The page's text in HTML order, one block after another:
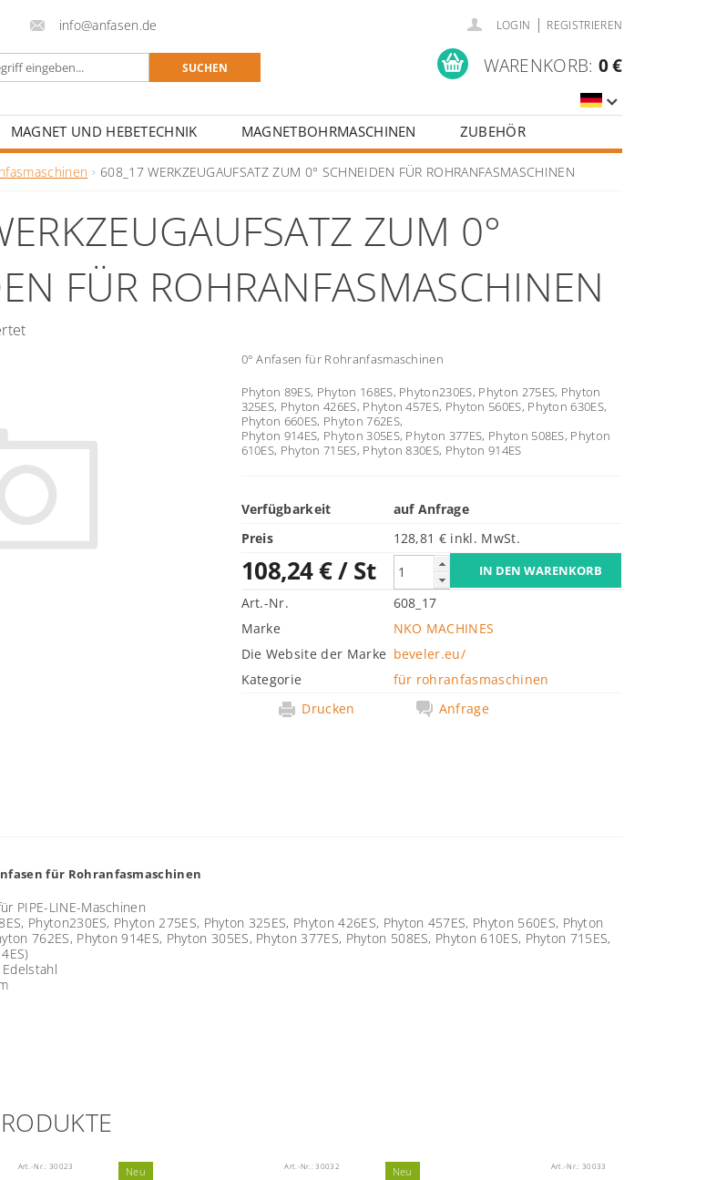
info@anfasen.de LOGIN | REGISTRIEREN
WARENKORB: 0 €
MAGNET UND HEBETECHNIK MAGNETBOHRMASCHINEN
ZUBEHÖR
608_17 WERKZEUGAUFSATZ ZUM 0° SCHNEIDEN FÜR ROHRANFASMASCHINEN
ZUM 0°
FÜR ROHRANFASMASCHINEN
0° Anfasen für Rohranfasmaschinen
Phyton 89ES, Phyton 168ES, Phyton230ES, Phyton 275ES, Phyton
325ES, Phyton 426ES, Phyton 457ES, Phyton 560ES, Phyton 630ES,
Phyton 660ES, Phyton 762ES,
Phyton 914ES, Phyton 305ES, Phyton 377ES, Phyton 508ES, Phyton
610ES, Phyton 715ES, Phyton 830ES, Phyton 914ES
Verfügbarkeit
auf Anfrage
Preis
128,81 € inkl. MwSt.
108,24 €/ St
Art.-Nr.
608_17
Marke
NKO MACHINES
Die Website der Marke beveler.eu/
Kategorie
für rohranfasmaschinen
Drucken
Anfrage
für Rohranfasmaschinen
PIPE-LINE-Maschinen
Phyton230ES, Phyton 275ES, Phyton 325ES, Phyton 426ES, Phyton 457ES, Phyton 560ES, Phyton
762ES, Phyton 914ES, Phyton 305ES, Phyton 377ES, Phyton 508ES, Phyton 610ES, Phyton 715ES,
Art.-Nr.: 30023
Neu
Art.-Nr.:30032
Neu
Art.-Nr.:30033